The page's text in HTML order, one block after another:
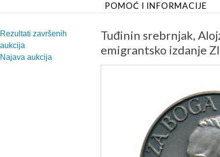
POMOĆ I INFORMACIJE
Rezultati završenih
aukcija
Najava aukcija
Tuđinin srebrnjak,
emigrantsko izdanje